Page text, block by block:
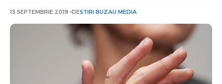
13 SEPTEMBRIE 2019 DESTIRI BUZAU MEDIA